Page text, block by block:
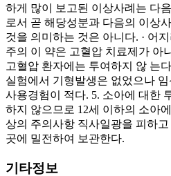
하게 많이 보고된 이상사례는 다
로서 곧 해당성분과 다음의 이상
것을 의미하는 것은 아니다. · 어
주의 이 약은 고혈압 치료제가 아
고혈압 환자에는 투여하지 않 는
실험에서 기형발생은 없었으나
사용경험이 적다. 5. 소아에 대한
하지 않으므로 12세 이하의 소아
상의 주의사항 직사일광을 피하
곳에 밀전하여 보관한다.
기타정보